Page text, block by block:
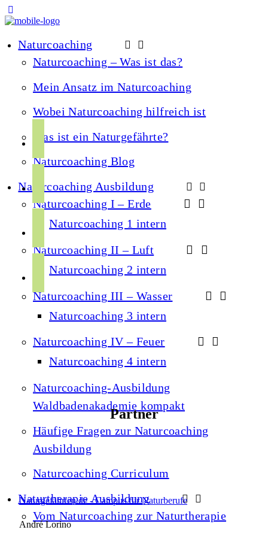
Naturcoaching
Naturcoaching – Was ist das?
Mein Ansatz im Naturcoaching
Wobei Naturcoaching hilfreich ist
Was ist ein Naturgefährte?
Naturcoaching Blog
Naturcoaching Ausbildung
Naturcoaching I – Erde
Naturcoaching 1 intern
Naturcoaching II – Luft
Naturcoaching 2 intern
Naturcoaching III – Wasser
Naturcoaching 3 intern
Naturcoaching IV – Feuer
Naturcoaching 4 intern
Naturcoaching-Ausbildung
Waldbadenakademie kompakt
Häufige Fragen zur Naturcoaching
Ausbildung
Naturcoaching Curriculum
Naturtherapie Ausbildung
Vom Naturcoaching zur Naturtherapie
c
b
o
k
n
s
g
a
u
b
o
f
Partner
Naturgefährten.de - Campus für Naturberufe
André Lorino